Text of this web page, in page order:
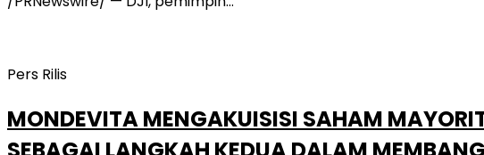
Pers Rilis
MONDEVITA MENGAKUISISI SAHAM